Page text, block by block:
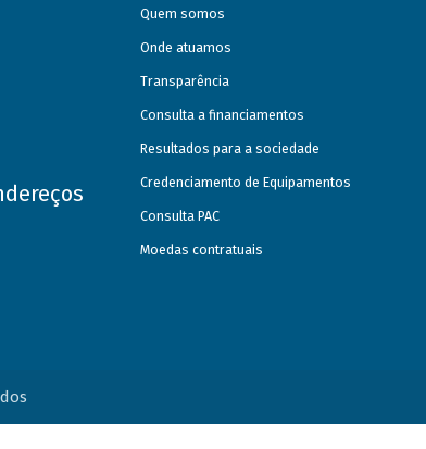
Quem somos
Onde atuamos
Transparência
Consulta a financiamentos
Resultados para a sociedade
Credenciamento de Equipamentos
Consulta PAC
Moedas contratuais